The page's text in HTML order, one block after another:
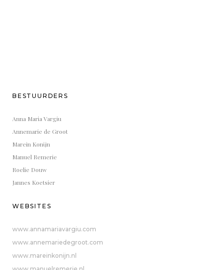
BESTUURDERS
Anna Maria Vargiu
Annemarie de Groot
Marein Konijn
Manuel Remerie
Roelie Douw
Jannes Koetsier
WEBSITES
www.annamariavargiu.com
www.annemariedegroot.com
www.mareinkonijn.nl